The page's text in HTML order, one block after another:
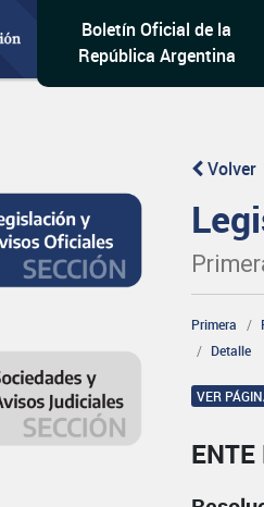
Boletín Oficial de la
República Argentina
Volver
Primera
Detalle
VER
ENTE